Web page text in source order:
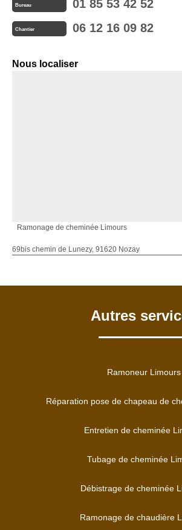
Bureau 01 85 53 42 52
Chantier 06 12 16 09 82
Nous localiser
Ramonage de cheminée Limours
69bis chemin de Lunezy, 91620 Nozay
Autres
Ramoneur Limours
Réparation pose de chapeau de
Entretien de cheminée
Tubage de cheminée
Débistrage de cheminée
Ramonage de chaudière